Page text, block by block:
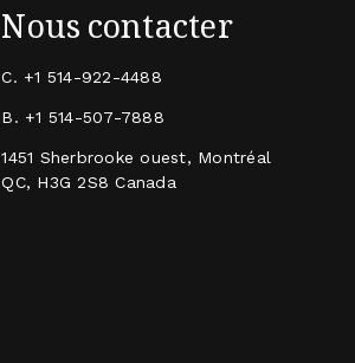
Nous contacter
C. +1 514-922-4488
B. +1 514-507-7888
1451 Sherbrooke ouest, Montréal
QC, H3G 2S8 Canada